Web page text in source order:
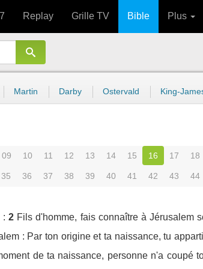
Replay Grille TV Bible Plus
Martin Darby Ostervald King-
09 10 11 12 13 14 15 16 17 18
35 36 37 38 39 40 41 42 43 44
: 2 Fils d'homme, fais connaître à Jérusalem
: Par ton origine et ta naissance, tu
de ta naissance, personne n'a coupé